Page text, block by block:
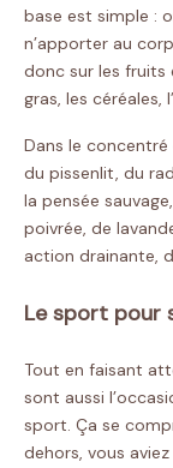
base est simple :
n’apporter au
donc sur les fruits
gras, les céréales,
Dans le
du pissenlit, du
la pensée
poivrée, de
action drainante,
Le sport pour
Tout en faisant
sont aussi
sport. Ça se
dehors, vous